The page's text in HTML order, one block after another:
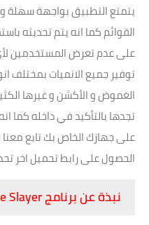
يتمتع التطبيق بواجهة سهلة
القوائم كما انه يتم تحديثه
على عدم تعرض المستخدمين
توفير جميع الانميات بمختلف
الغموض و الأكشن و غيرها
تجدها بالتأكيد في داخله كما
على جهازك الخاص بك تابع معنا
الحصول على رابط تحميل اخر
نبذة عن برنامج Anime Slayer